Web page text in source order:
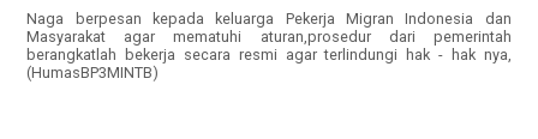
Naga berpesan kepada keluarga Pekerja Migran Indonesia dan
Masyarakat agar mematuhi aturan,prosedur dari pemerintah
berangkatlah bekerja secara resmi agar terlindungi hak - hak nya,
(HumasBP3MINTB)